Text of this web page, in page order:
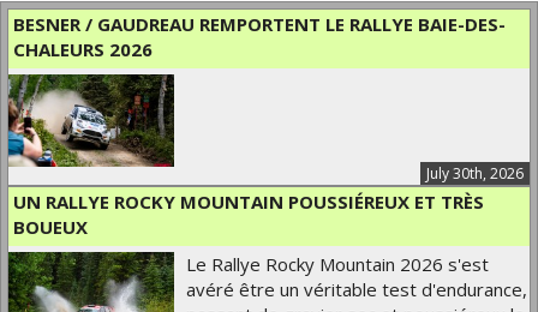
BESNER / GAUDREAU REMPORTENT LE RALLYE BAIE-DES-
CHALEURS 2026
July 30th, 2026
UN RALLYE ROCKY MOUNTAIN POUSSIÉREUX ET TRÈS
BOUEUX
Le Rallye Rocky Mountain 2026 s'est
avéré être un véritable test d'endurance,